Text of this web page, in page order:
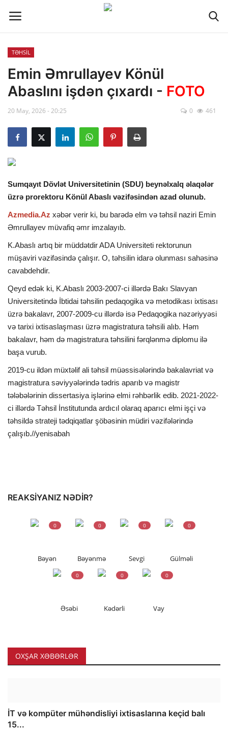
Əlaqə
Xəbər lenti
Reklam
SİYASƏT
İQTİSADİYYAT
İDMAN
DÜNYA
MARAQLI
SAĞLAMLIQ
ŞOU BİZNES
MÜSAHİBƏ
İKT
TƏHSİL
Emin Əmrullayev Könül
Abaslını işdən çıxardı - FOTO
20 May, 2026 - 20:25 0 461
Sumqayıt Dövlət Universitetinin (SDU) beynəlxalq əlaqələr
üzrə prorektoru Könül Abaslı vəzifəsindən azad olunub.
Azmedia.Az xəbər verir ki, bu barədə elm və təhsil naziri Emin
Əmrullayev müvafiq əmr imzalayıb.
K.Abaslı artıq bir müddətdir ADA Universiteti rektorunun
müşaviri vəzifəsində çalışır. O, təhsilin idarə olunması sahəsinə
cavabdehdir.
Qeyd edək ki, K.Abaslı 2003-2007-ci illərdə Bakı Slavyan
Universitetində İbtidai təhsilin pedaqogika və metodikası ixtisası
üzrə bakalavr, 2007-2009-cu illərdə isə Pedaqogika nəzəriyyəsi
və tarixi ixtisaslaşması üzrə magistratura təhsili alıb. Həm
bakalavr, həm də magistratura təhsilini fərqlənmə diplomu ilə
başa vurub.
2019-cu ildən müxtəlif ali təhsil müəssisələrində bakalavriat və
magistratura səviyyələrində tədris aparıb və magistr
tələbələrinin dissertasiya işlərinə elmi rəhbərlik edib. 2021-2022-
ci illərdə Təhsil İnstitutunda ardıcıl olaraq aparıcı elmi işçi və
təhsildə strateji tədqiqatlar şöbəsinin müdiri vəzifələrində
çalışıb.//yenisabah
REAKSIYANIZ NƏDIR?
Bəyən
0
Bəyənmə
0
Sevgi
0
Gülməli
0
Əsəbi
0
Kədərli
0
Vay
0
OXŞAR XƏBƏRLƏR
İT və kompüter mühəndisliyi ixtisaslarına keçid balı
15...